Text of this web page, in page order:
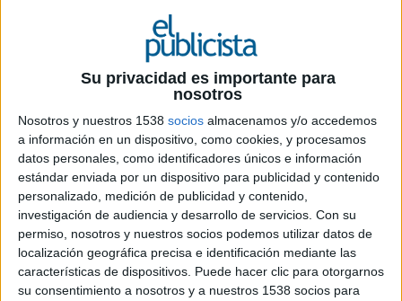
Su privacidad es importante para
nosotros
Nosotros y nuestros 1538 socios almacenamos y/o accedemos
a información en un dispositivo, como cookies, y procesamos
datos personales, como identificadores únicos e información
estándar enviada por un dispositivo para publicidad y contenido
personalizado, medición de publicidad y contenido,
investigación de audiencia y desarrollo de servicios. Con su
permiso, nosotros y nuestros socios podemos utilizar datos de
localización geográfica precisa e identificación mediante las
características de dispositivos. Puede hacer clic para otorgarnos
su consentimiento a nosotros y a nuestros 1538 socios para
C/ Santiago Heras, 3, Planta 1, M10 41720 Los
Palacios y Villafranca (Sevilla) Teléfono: 95 581
14 41 Fax: 95 581 14 41
info@comunicamedia.com
www.comunicamedia.com
IMPRIMIR
TWEET
SHARE
SHARE